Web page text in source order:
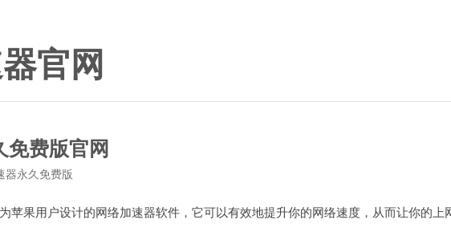
官网
免费版官网
器永久免费版
果用户设计的网络加速器软件，它可以有效地提升你的网络速度，从而让你的上